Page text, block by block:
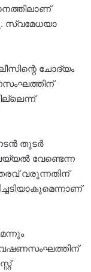
സ്വമേധയാ
ചോദ്യം
തുടർ
വേണ്ടെന്ന
വരുന്നതിന്